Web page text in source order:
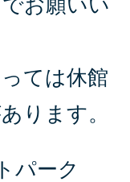
お願いい
ては休館
ります。
パーク